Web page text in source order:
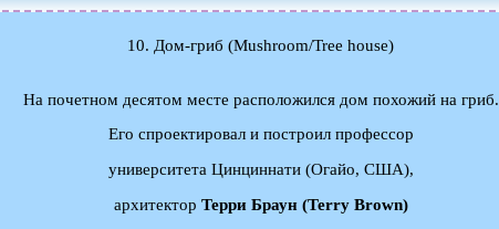
10. Дом-гриб (Mushroom/Tree house)
На почетном десятом месте расположился дом похожий на гриб.
Его спроектировал и построил профессор
университета Цинциннати (Огайо, США),
архитектор Терри Браун (Terry Brown)